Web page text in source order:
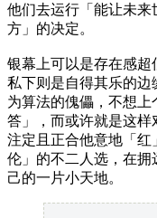
他们去运行「能让未
方」的决定。
银幕上可以是存在感超
私下则是自得其乐的边
为算法的傀儡，不想
答」，而或许就是这样
注定且正合他意地「
伦」的不二人选，在拥
己的一片小天地。